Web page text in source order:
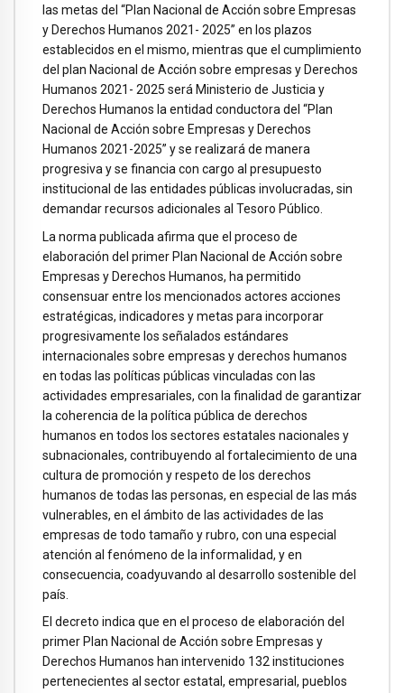
las metas del “Plan Nacional de Acción sobre Empresas
y Derechos Humanos 2021- 2025” en los plazos
establecidos en el mismo, mientras que el cumplimiento
del plan Nacional de Acción sobre empresas y Derechos
Humanos 2021- 2025 será Ministerio de Justicia y
Derechos Humanos la entidad conductora del “Plan
Nacional de Acción sobre Empresas y Derechos
Humanos 2021-2025” y se realizará de manera
progresiva y se financia con cargo al presupuesto
institucional de las entidades públicas involucradas, sin
demandar recursos adicionales al Tesoro Público.
La norma publicada afirma que el proceso de
elaboración del primer Plan Nacional de Acción sobre
Empresas y Derechos Humanos, ha permitido
consensuar entre los mencionados actores acciones
estratégicas, indicadores y metas para incorporar
progresivamente los señalados estándares
internacionales sobre empresas y derechos humanos
en todas las políticas públicas vinculadas con las
actividades empresariales, con la finalidad de garantizar
la coherencia de la política pública de derechos
humanos en todos los sectores estatales nacionales y
subnacionales, contribuyendo al fortalecimiento de una
cultura de promoción y respeto de los derechos
humanos de todas las personas, en especial de las más
vulnerables, en el ámbito de las actividades de las
empresas de todo tamaño y rubro, con una especial
atención al fenómeno de la informalidad, y en
consecuencia, coadyuvando al desarrollo sostenible del
país.
El decreto indica que en el proceso de elaboración del
primer Plan Nacional de Acción sobre Empresas y
Derechos Humanos han intervenido 132 instituciones
pertenecientes al sector estatal, empresarial, pueblos